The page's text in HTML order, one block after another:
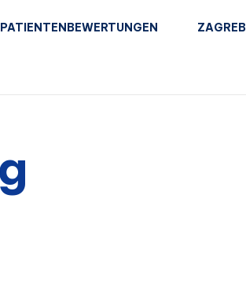
PATIENTENBEWERTUNGEN ZAGREB